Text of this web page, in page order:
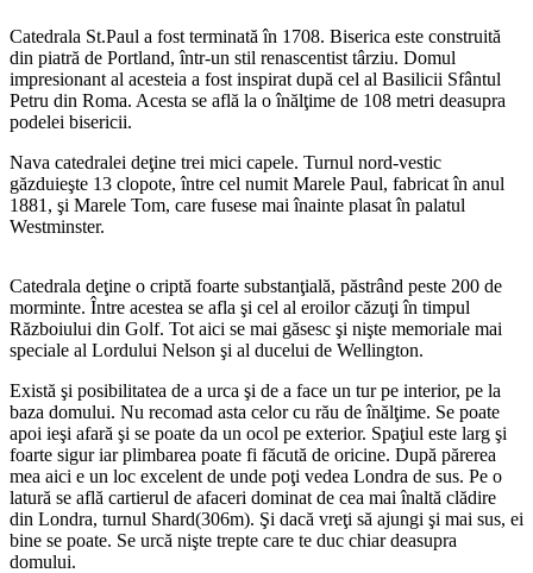
Catedrala St.Paul a fost terminată în 1708. Biserica este construită
din piatră de Portland, într-un stil renascentist târziu. Domul
impresionant al acesteia a fost inspirat după cel al Basilicii Sfântul
Petru din Roma. Acesta se află la o înălţime de 108 metri deasupra
podelei bisericii.
Nava catedralei deţine trei mici capele. Turnul nord-vestic
găzduieşte 13 clopote, între cel numit Marele Paul, fabricat în anul
1881, şi Marele Tom, care fusese mai înainte plasat în palatul
Westminster.
Catedrala deţine o criptă foarte substanţială, păstrând peste 200 de
morminte. Între acestea se afla şi cel al eroilor căzuţi în timpul
Războiului din Golf. Tot aici se mai găsesc şi nişte memoriale mai
speciale al Lordului Nelson şi al ducelui de Wellington.
Există şi posibilitatea de a urca şi de a face un tur pe interior, pe la
baza domului. Nu recomad asta celor cu rău de înălţime. Se poate
apoi ieşi afară şi se poate da un ocol pe exterior. Spaţiul este larg şi
foarte sigur iar plimbarea poate fi făcută de oricine. După părerea
mea aici e un loc excelent de unde poţi vedea Londra de sus. Pe o
latură se află cartierul de afaceri dominat de cea mai înaltă clădire
din Londra, turnul Shard(306m). Şi dacă vreţi să ajungi şi mai sus, ei
bine se poate. Se urcă nişte trepte care te duc chiar deasupra
domului.